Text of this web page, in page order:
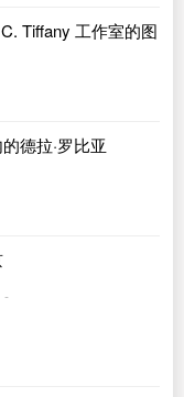
Tiffany 工作室的图
德拉·罗比亚
-